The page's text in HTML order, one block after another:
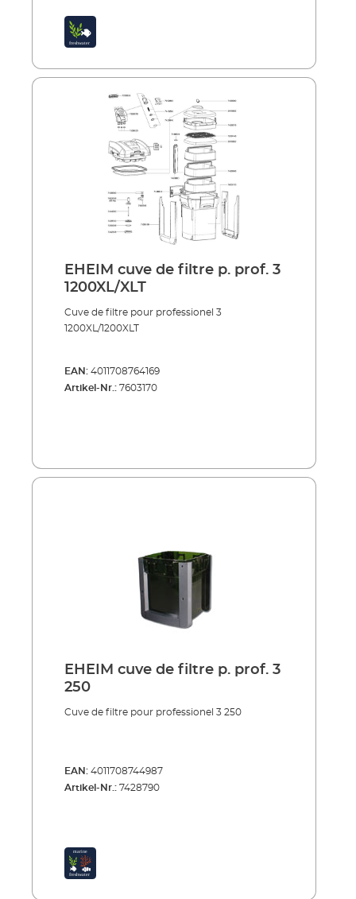
EHEIM cuve de filtre p. prof. 3
1200XL/XLT
Cuve de filtre pour professionel 3
1200XL/1200XLT
EAN: 4011708764169
Artikel-Nr.: 7603170
EHEIM cuve de filtre p. prof. 3
250
Cuve de filtre pour professionel 3 250
EAN: 4011708744987
Artikel-Nr.: 7428790